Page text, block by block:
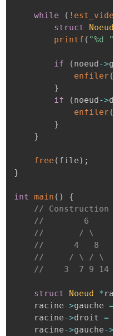
while ( ! est_vide
struct
Noeud
printf ( "%d "
if ( noeud ->
enfiler (
}
if
( noeud ->
enfiler (
}
}
free ( file ) ;
}
int main ( )
{
//
//        6
//       / \
    //      4   8
//     / \ / \
    //    3  7 9 14
struct Noeud *
    racine
->gauche =
    racine
->droit =
    racine
->gauche->